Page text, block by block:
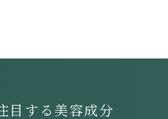
目する美容成分